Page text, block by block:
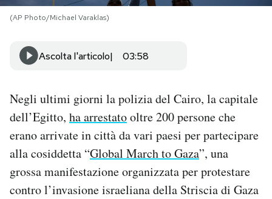
SHOP
CALENDARIO
AREA PERSONALE
Area Personale
Newsletter
Notifiche mobile
Regala il Post
Hai bisogno di aiuto?
(AP Photo/Michael Varaklas)
Ascolta l'articolo 03:58
Negli ultimi giorni la polizia del Cairo, la capitale
dell’Egitto, ha arrestatooltre 200 persone che
erano arrivate in città da vari paesi per partecipare
alla cosiddetta “Global March to Gaza”, una
grossa manifestazione organizzata per protestare
contro l’invasione israeliana della Striscia di Gaza